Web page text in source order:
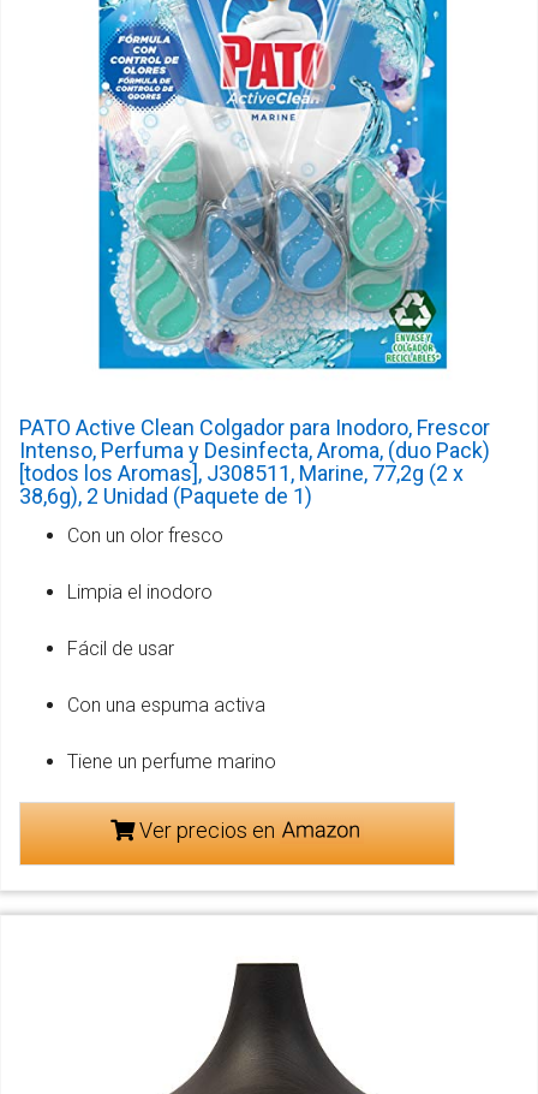
PATO Active Clean Colgador para Inodoro, Frescor
Intenso, Perfuma y Desinfecta, Aroma, (duo Pack)
[todos los Aromas], J308511, Marine, 77,2g (2 x
38,6g), 2 Unidad (Paquete de 1)
Con un olor fresco
Limpia el inodoro
Fácil de usar
Con una espuma activa
Tiene un perfume marino
Ver precios en